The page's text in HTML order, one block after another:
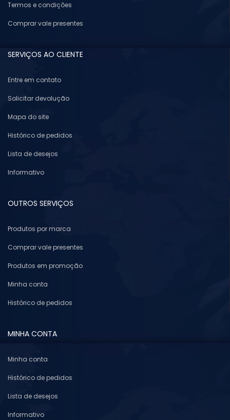
Termos e condições
Comprar vale presentes
SERVIÇOS AO CLIENTE
Entre em contato
Solicitar devolução
Mapa do site
Histórico de pedidos
Lista de desejos
Informativo
OUTROS SERVIÇOS
Produtos por marca
Comprar vale presentes
Produtos em promoção
Minha conta
Histórico de pedidos
MINHA CONTA
Minha conta
Histórico de pedidos
Lista de desejos
Informativo